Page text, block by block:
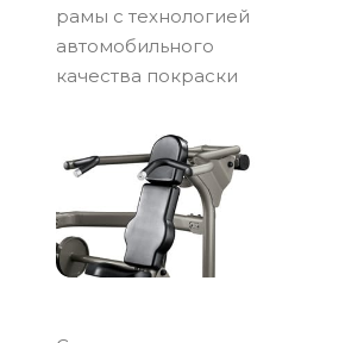
рамы с технологией
автомобильного
качества покраски